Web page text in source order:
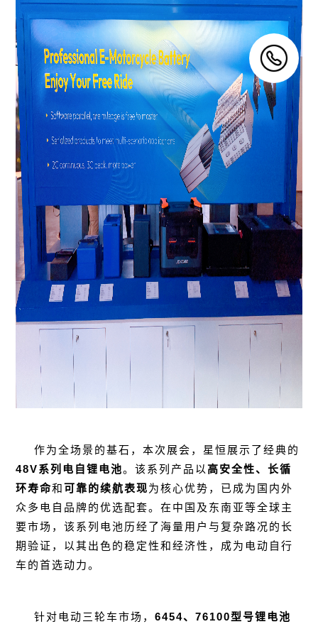
作为全场景的基石，本次展会，星恒展示了经典的
48V系列电自锂电池。该系列产品以高安全性、长循
环寿命和可靠的续航表现为核心优势，已成为国内外
众多电自品牌的优选配套。在中国及东南亚等全球主
要市场，该系列电池历经了海量用户与复杂路况的长
期验证，以其出色的稳定性和经济性，成为电动自行
车的首选动力。
针对电动三轮车市场，6454、76100型号锂电池